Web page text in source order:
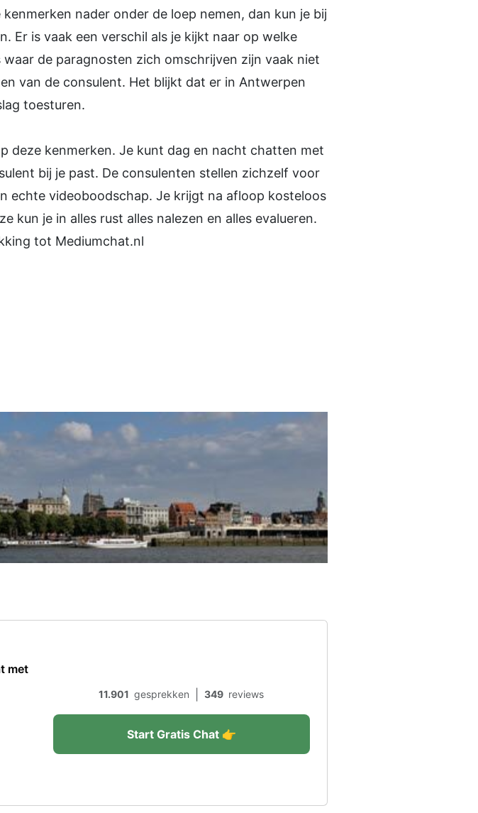
nader onder de loep nemen, dan kun je bij
Er is vaak een verschil als je kijkt naar op welke
de paragnosten zich omschrijven zijn vaak niet
van de consulent. Het blijkt dat er in Antwerpen
toesturen.
deze kenmerken. Je kunt dag en nacht chatten met
bij je past. De consulenten stellen zichzelf voor
echte videoboodschap. Je krijgt na afloop kosteloos
kun je in alles rust alles nalezen en alles evalueren.
tot Mediumchat.nl
met
349 reviews
11.901 gesprekken
Start Gratis Chat 👉